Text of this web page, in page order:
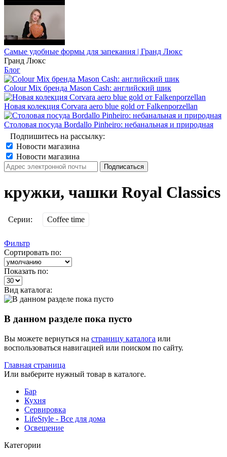
Самые удобные формы для запекания | Гранд Люкс
Гранд Люкс
Блог
Colour Mix бренда Mason Cash: английский шик
Новая колекция Corvara aero blue gold от Falkenporzellan
Столовая посуда Bordallo Pinheiro: небанальная и природная
Подпишитесь на рассылку:
Новости магазина
Новости магазина
кружки, чашки Royal Classics
Серии: Coffee time
Фильтр
Сортировать по:
Показать по:
Вид каталога:
В данном разделе пока пусто
Вы можете вернуться на страницу каталога или
воспользоваться навигацией или поиском по сайту.
Главная страница
Или выберите нужный товар в каталоге.
Бар
Кухня
Сервировка
LifeStyle - Все для дома
Освещение
Категории